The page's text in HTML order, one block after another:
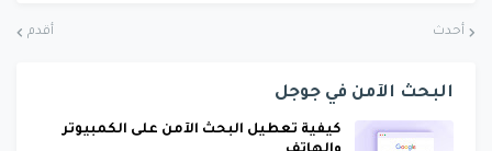
أحدث أقدم
البحث الآمن في جوجل
كيفية تعطيل البحث الآمن على الكمبيوتر